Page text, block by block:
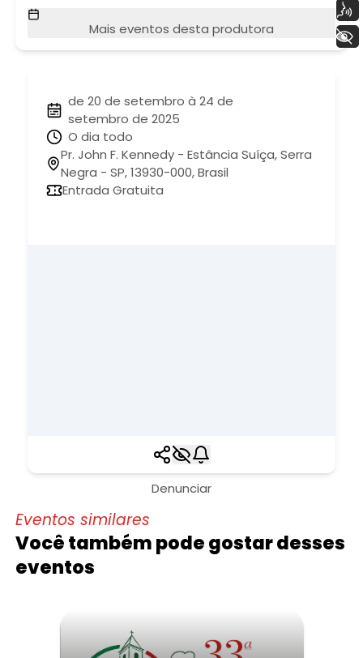
Mais eventos desta produtora
de 20 de setembro à 24 de
setembro de 2025
O dia todo
Pr. John F. Kennedy - Estância Suíça, Serra
Negra - SP, 13930-000, Brasil
Entrada Gratuita
Denunciar
Eventos similares
Você também pode gostar desses
eventos
+ Acessibilidade